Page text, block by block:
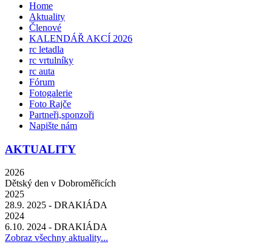
Home
Aktuality
Členové
KALENDÁŘ AKCÍ 2026
rc letadla
rc vrtulníky
rc auta
Fórum
Fotogalerie
Foto Rajče
Partneři,sponzoři
Napište nám
AKTUALITY
2026
Dětský den v Dobroměřicích
2025
28.9. 2025 - DRAKIÁDA
2024
6.10. 2024 - DRAKIÁDA
Zobraz všechny aktuality...